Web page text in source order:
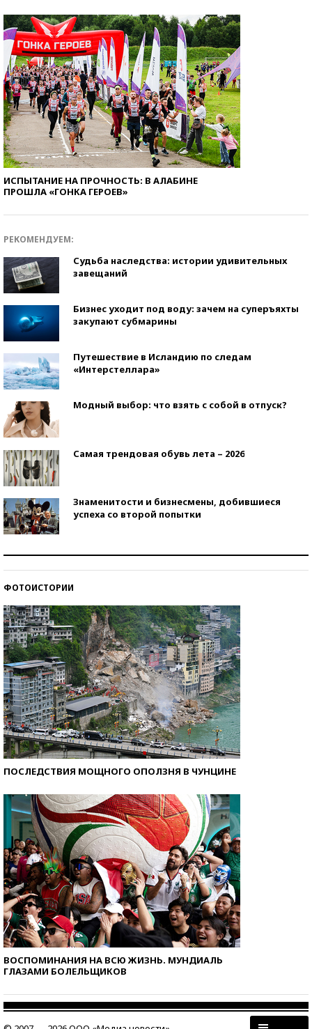
ИСПЫТАНИЕ НА ПРОЧНОСТЬ: В АЛАБИНЕ
ПРОШЛА «ГОНКА ГЕРОЕВ»
РЕКОМЕНДУЕМ:
Судьба наследства: истории удивительных
завещаний
Бизнес уходит под воду: зачем на суперъяхты
закупают субмарины
Путешествие в Исландию по следам
«Интерстеллара»
Модный выбор: что взять с собой в отпуск?
Самая трендовая обувь лета – 2026
Знаменитости и бизнесмены, добившиеся
успеха со второй попытки
ФОТОИСТОРИИ
ПОСЛЕДСТВИЯ МОЩНОГО ОПОЛЗНЯ В ЧУНЦИНЕ
ВОСПОМИНАНИЯ НА ВСЮ ЖИЗНЬ. МУНДИАЛЬ
ГЛАЗАМИ БОЛЕЛЬЩИКОВ